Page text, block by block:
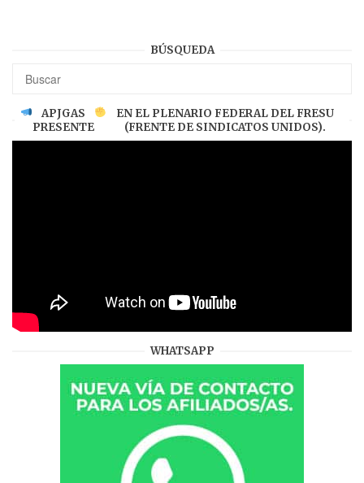
BÚSQUEDA
APJGAS
PRESENTE
EN EL PLENARIO FEDERAL DEL FRESU
(FRENTE DE SINDICATOS UNIDOS).
WHATSAPP